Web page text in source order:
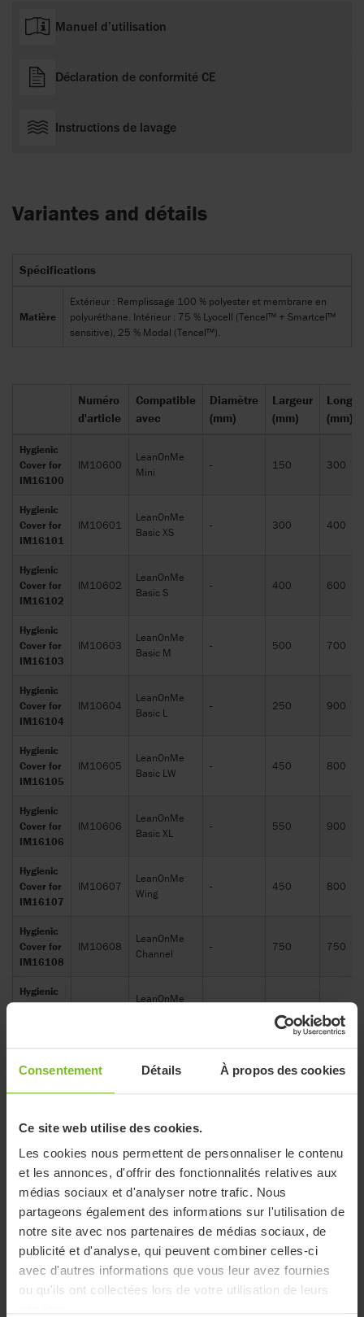
Consentement Détails À propos des cookies
Ce site web utilise des cookies.
Les cookies nous permettent de personnaliser le contenu
et les annonces, d'offrir des fonctionnalités relatives aux
médias sociaux et d'analyser notre trafic. Nous
partageons également des informations sur l'utilisation de
notre site avec nos partenaires de médias sociaux, de
publicité et d'analyse, qui peuvent combiner celles-ci
avec d'autres informations que vous leur avez fournies
ou qu'ils ont collectées lors de votre utilisation de leurs
Manuel d’utilisation
Déclaration de conformité CE
Instructions de lavage
Variantes and détails
Spécifications
Matière
Extérieur : Remplissage 100 % polyester et membrane en
polyuréthane. Intérieur : 75 % Lyocell (Tencel™ + Smartcel™
sensitive), 25 % Modal (Tencel™).
Numéro
d'article
Compatible
avec
Diamètre
(mm)
Largeur
(mm)
(mm)
Hygienic
Cover for
IM16100
IM10600
LeanOnMe
Mini
- 150 300
Hygienic
Cover for
IM16101
IM10601
LeanOnMe
Basic XS
- 300 400
Hygienic
Cover for
IM16102
IM10602
LeanOnMe
Basic S
- 400 600
Hygienic
Cover for
IM16103
IM10603
LeanOnMe
Basic M
- 500 700
Hygienic
Cover for
IM16104
IM10604
LeanOnMe
Basic L
- 250 900
Hygienic
Cover for
IM16105
IM10605
LeanOnMe
Basic LW
- 450 800
Hygienic
Cover for
IM16106
IM10606
LeanOnMe
Basic XL
- 550 900
Hygienic
Cover for
IM16107
IM10607
LeanOnMe
Wing
- 450 800
Hygienic
Cover for
IM16108
IM10608
LeanOnMe
Channel
- 750 750
Hygienic
Cover for
IM10610
LeanOnMe
Ø400 - -
Hygienic
Cover for
IM10611
Ring M
Ø500 - -
Cover for
IM10612
Roll S
Hygienic
Cover for
IM10613
LeanOnMe
Roll L
330
Documents